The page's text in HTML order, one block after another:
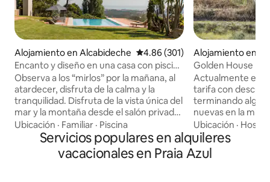
Alojamiento en Alcabideche Calificación promedio: 4.86 de
4.86 (301)
Encanto y diseño en una casa con piscina
y magníficas vistas al mar y a la montaña
Observa a los “mirlos” por la mañana, al
atardecer, disfruta de la calma y la
tranquilidad. Disfruta de la vista única del
mar y la montaña desde el salón privado,
la piscina infinita, la “Serra de Sintra”, la
montaña mágica, sus bosques
encantados, conventos y palacios.
Posibilidad de incluir una mesa de
Ubicación · Familiar · Piscina
Alojamiento en
Golden House •
playa
Actualmente
tarifa con
terminando
nuevas en la
sigue siendo
ocasionalmente
ruido relacionado
las horas de los
Ubicación ·
Servicios populares en alquileres
vacacionales en Praia Azul